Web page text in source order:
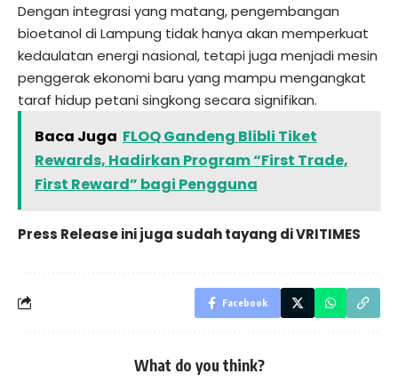
Dengan integrasi yang matang, pengembangan
bioetanol di Lampung tidak hanya akan memperkuat
kedaulatan energi nasional, tetapi juga menjadi mesin
penggerak ekonomi baru yang mampu mengangkat
taraf hidup petani singkong secara signifikan.
Baca Juga FLOQ Gandeng Blibli Tiket
Rewards, Hadirkan Program “First Trade,
First Reward” bagi Pengguna
Press Release ini juga sudah tayang diVRITIMES
Facebook
What do you think?